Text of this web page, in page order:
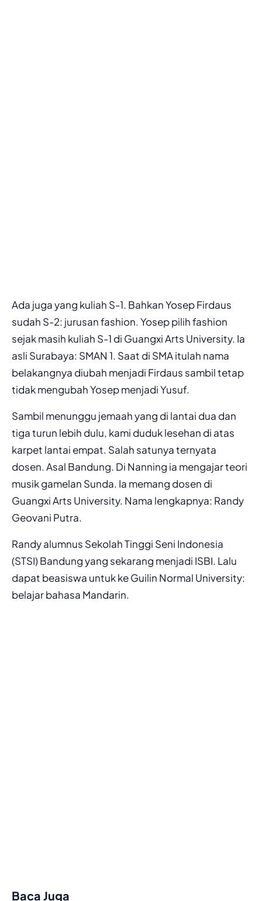
Ada juga yang kuliah S-1. Bahkan Yosep Firdaus
sudah S-2: jurusan fashion. Yosep pilih fashion
sejak masih kuliah S-1 di Guangxi Arts University. Ia
asli Surabaya: SMAN 1. Saat di SMA itulah nama
belakangnya diubah menjadi Firdaus sambil tetap
tidak mengubah Yosep menjadi Yusuf.
Sambil menunggu jemaah yang di lantai dua dan
tiga turun lebih dulu, kami duduk lesehan di atas
karpet lantai empat. Salah satunya ternyata
dosen. Asal Bandung. Di Nanning ia mengajar teori
musik gamelan Sunda. Ia memang dosen di
Guangxi Arts University. Nama lengkapnya: Randy
Geovani Putra.
Randy alumnus Sekolah Tinggi Seni Indonesia
(STSI) Bandung yang sekarang menjadi ISBI. Lalu
dapat beasiswa untuk ke Guilin Normal University:
belajar bahasa Mandarin.
Baca Juga